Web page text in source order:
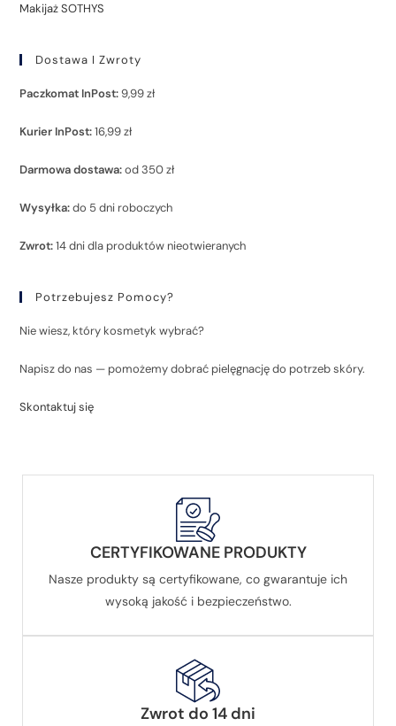
Makijaż SOTHYS
Dostawa I Zwroty
Paczkomat InPost:9,99 zł
Kurier InPost:16,99 zł
Darmowa dostawa:od 350 zł
Wysyłka:do 5 dni roboczych
Zwrot:14 dni dla produktów nieotwieranych
Potrzebujesz Pomocy?
Nie wiesz, który kosmetyk wybrać?
Napisz do nas — pomożemy dobrać pielęgnację do potrzeb skóry.
Skontaktuj się
CERTYFIKOWANE PRODUKTY
Nasze produkty są certyfikowane, co gwarantuje ich
wysoką jakość i bezpieczeństwo.
Zwrot do 14 dni